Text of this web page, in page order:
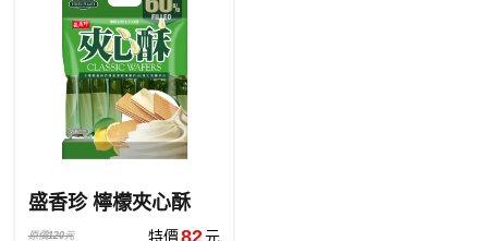
盛香珍 檸檬夾心酥
原價120元 特價82元